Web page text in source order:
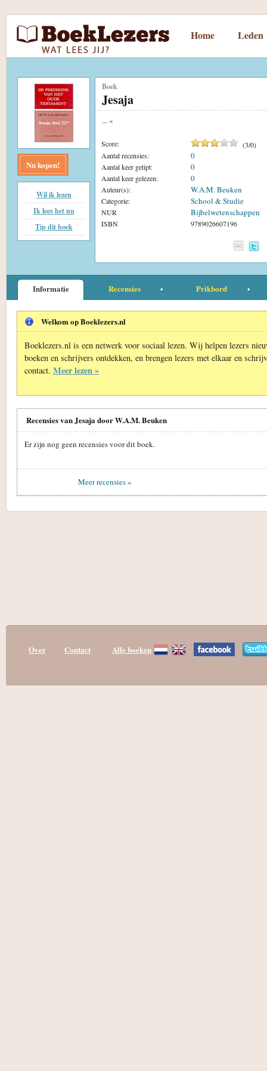
Home Leden
Nu kopen!
Wil ik lezen
Ik lees het nu
Tip dit boek
Boek
Jesaja
... «
Score: (3/0)
Aantal recensies:
0
Aantal keer getipt: 0
Aantal keer gelezen: 0
Auteur(s): W.A.M. Beuken
Categorie: School & Studie
NUR Bijbelwetenschappen
ISBN 9789026607196
Informatie Recensies Prikbord
Welkom op Boeklezers.nl
Boeklezers.nl is een netwerk voor sociaal lezen. Wij helpen lezers
boeken en schrijvers ontdekken, en brengen lezers met elkaar en
contact. Meer lezen »
Recensies van Jesaja door W.A.M. Beuken
Er zijn nog geen recensies voor dit boek.
Meer recensies »
Over Contact Alle boeken